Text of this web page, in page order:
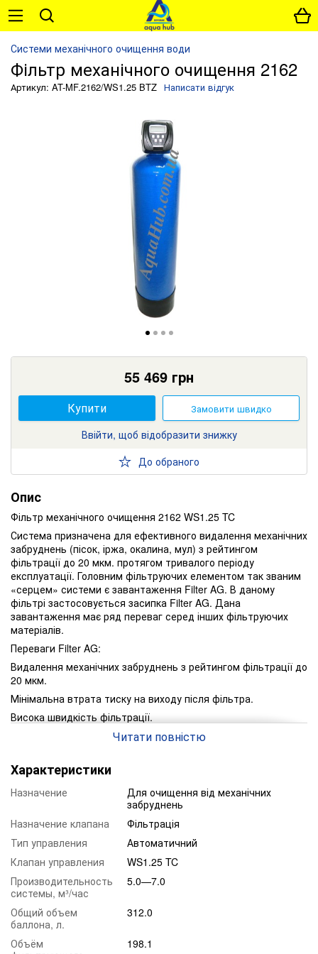
Системи механічного очищення води
Фільтр механічного очищення 2162
Артикул: AT-MF.2162/WS1.25 BTZ Написати відгук
55 469 грн
Купити Замовити швидко
Ввійти, щоб відобразити знижку
До обраного
Опис
Фільтр механічного очищення 2162 WS1.25 TC
Система призначена для ефективного видалення механічних
забруднень (пісок, іржа, окалина, мул) з рейтингом
фільтрації до 20 мкм. протягом тривалого періоду
експлуатації. Головним фільтруючих елементом так званим
«серцем» системи є завантаження Filter AG. В даному
фільтрі застосовується засипка Filter AG. Дана
завантаження має ряд переваг серед інших фільтруючих
матеріалів.
Переваги Filter AG:
Видалення механічних забруднень з рейтингом фільтрації до
20 мкм.
Мінімальна втрата тиску на виходу після фільтра.
Висока швидкість фільтрації.
Має широкий спектр застосування.
Термін роботи фільтруючого елемента до 5 років *.
Дана завантаження застосовується в наступних галузях:
Для ефективної водопідготовки будинків і котеджів.
У харчовій промисловості.
Теплоенергетика.
Текстильна і целюлозно-паперова промисловість.
Скляне виробництво, автогосподарства, виготовлення
пластикових форм.
Теплично-парникові господарства.
Металообробка та виробництво готових металевих
виробів.
Читати повністю
Характеристики
Назначение
Для очищення від механічних
забруднень
Назначение клапана
Фільтрація
Тип управления
Автоматичний
Клапан управления
WS1.25 TC
Производительность
системы, м³/час
5.0—7.0
Общий объем
баллона, л.
312.0
Объём
198.1